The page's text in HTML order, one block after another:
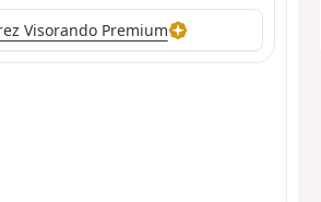
Visorando Premium